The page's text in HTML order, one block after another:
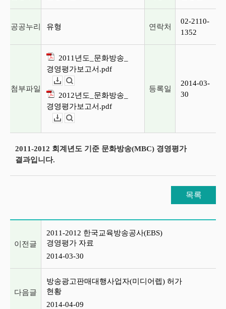
공공누리 유형 연락처
02-2110-
1352
첨부파일
2011년도_문화방송_
경영평가보고서.pdf
2012년도_문화방송_
경영평가보고서.pdf
등록일
2014-03-
30
2011-2012 회계년도 기준 문화방송(MBC) 경영평가
결과입니다.
목록
이전글
2011-2012 한국교육방송공사(EBS)
경영평가 자료
2014-03-30
다음글
방송광고판매대행사업자(미디어렙) 허가
현황
2014-04-09